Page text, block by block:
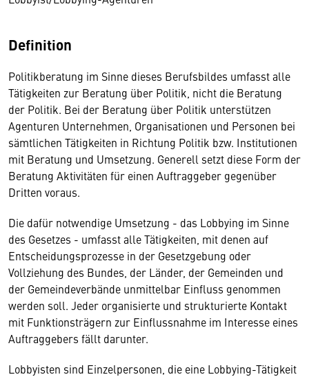
Definition
Politikberatung im Sinne dieses Berufsbildes umfasst alle
Tätigkeiten zur Beratung über Politik, nicht die Beratung
der Politik. Bei der Beratung über Politik unterstützen
Agenturen Unternehmen, Organisationen und Personen bei
sämtlichen Tätigkeiten in Richtung Politik bzw. Institutionen
mit Beratung und Umsetzung. Generell setzt diese Form der
Beratung Aktivitäten für einen Auftraggeber gegenüber
Dritten voraus.
Die dafür notwendige Umsetzung - das Lobbying im Sinne
des Gesetzes - umfasst alle Tätigkeiten, mit denen auf
Entscheidungsprozesse in der Gesetzgebung oder
Vollziehung des Bundes, der Länder, der Gemeinden und
der Gemeindeverbände unmittelbar Einfluss genommen
werden soll. Jeder organisierte und strukturierte Kontakt
mit Funktionsträgern zur Einflussnahme im Interesse eines
Auftraggebers fällt darunter.
Lobbyisten sind Einzelpersonen, die eine Lobbying-Tätigkeit